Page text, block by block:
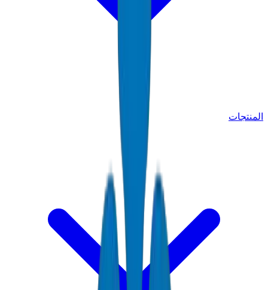
المنتجات